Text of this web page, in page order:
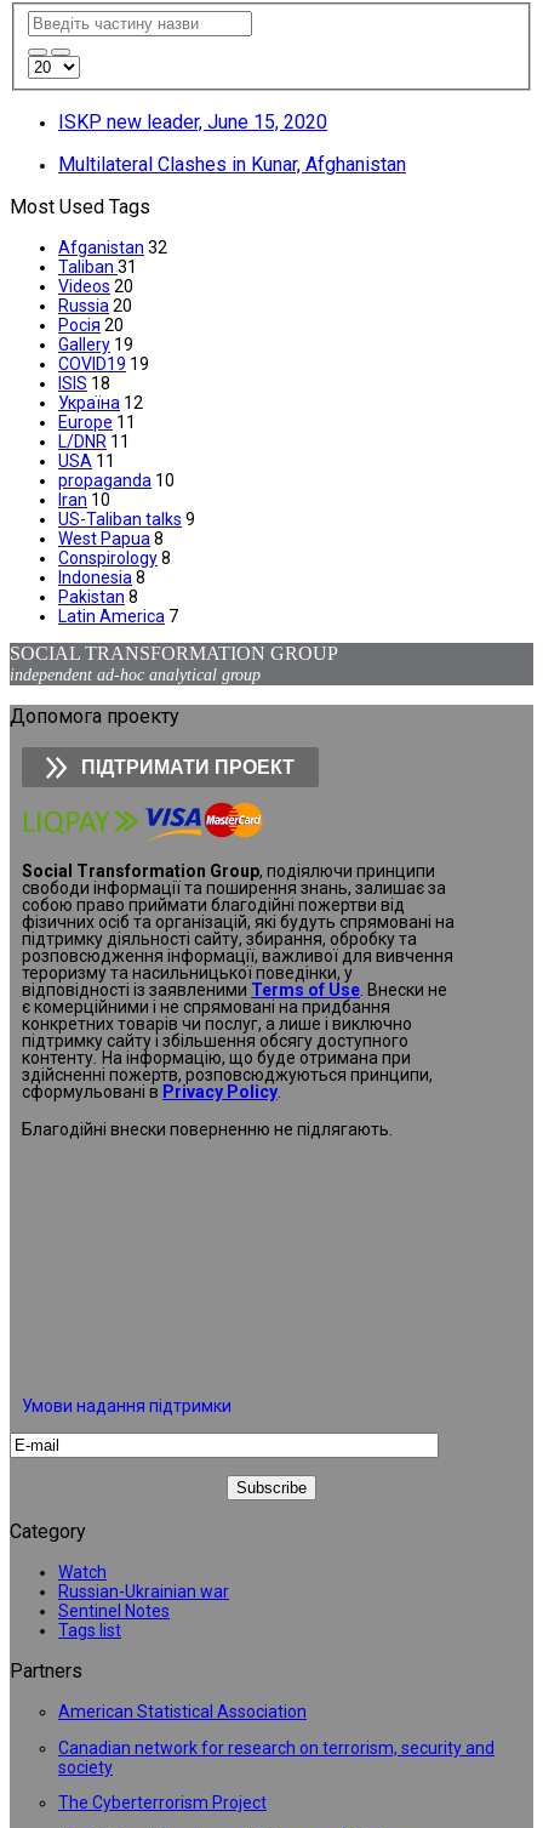
ISKP new leader, June 15, 2020
Multilateral Clashes in Kunar, Afghanistan
Most Used Tags
Afganistan 32
Taliban 31
Videos 20
Russia20
Росія 20
Gallery 19
COVID19 19
ISIS 18
Україна 12
Europe 11
L/DNR 11
USA 11
propaganda 10
Iran 10
US-Taliban talks 9
West Papua8
Conspirology8
Indonesia8
Pakistan 8
Latin America 7
SOCIAL TRANSFORMATION GROUP
independent ad-hoc analytical group
Допомога проекту
ПІДТРИМАТИ ПРОЕКТ
Social Transformation Group, подіялючи принципи
свободи інформації та поширення знань, залишає за
собою право приймати благодійні пожертви від
фізичних осіб та організацій, які будуть спрямовані на
підтримку діяльності сайту, збирання, обробку та
розповсюдження інформації, важливої для вивчення
тероризму та насильницької поведінки, у
відповідності із заявленими Terms of Use. Внески не
є комерційними і не спрямовані на придбання
конкретних товарів чи послуг, а лише і виключно
підтримку сайту і збільшення обсягу доступного
контенту. На інформацію, що буде отримана при
здійсненні пожертв, розповсюджуються принципи,
сформульовані в Privacy Policy.
Благодійні внески поверненню не підлягають.
Умови надання підтримки
Category
Watch
Russian-Ukrainian war
Sentinel Notes
Tags list
Partners
American Statistical Association
Canadian network for research on terrorism, security and
society
The Cyberterrorism Project